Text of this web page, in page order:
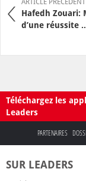
ARTICLE PRÉCÉDENT
Hafedh Zouari:
d’une réussite
Téléchargez les
Leaders
PARTENAIRES
SUR LEADERS